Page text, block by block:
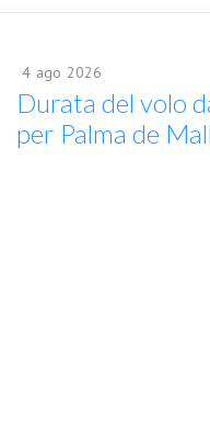
4 ago 2026
Durata del volo
per Palma de